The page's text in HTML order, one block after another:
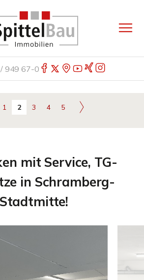
949 67-0
1 2 3 4 5
mit Service, TG-
in Schramberg-
Stadtmitte!